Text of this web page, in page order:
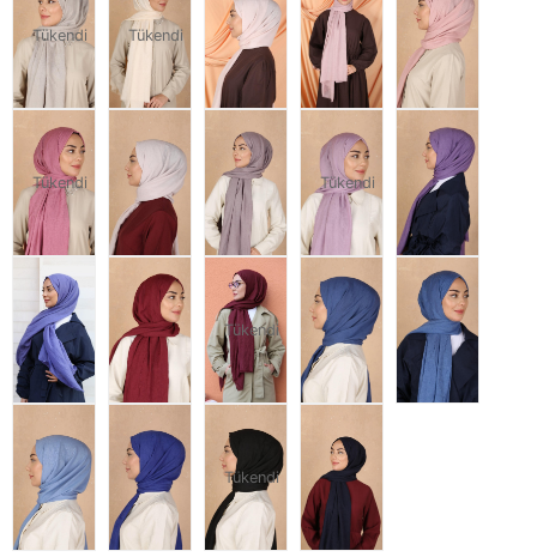
Tükendi Tükendi
Tükendi Tükendi
Tükendi
Tükendi